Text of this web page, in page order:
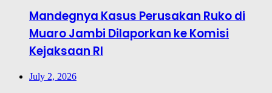
Mandegnya Kasus Perusakan Ruko di
Muaro Jambi Dilaporkan ke Komisi
Kejaksaan RI
July 2, 2026